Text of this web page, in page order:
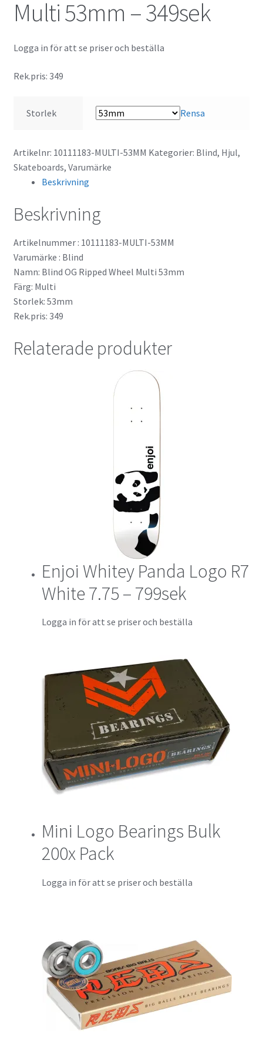
Multi 53mm – 349sek
Logga in för att se priser och beställa
Rek.pris: 349
Storlek Rensa
Artikelnr: 10111183-MULTI-53MM Kategorier: Blind, Hjul,
Skateboards, Varumärke
Beskrivning
Beskrivning
Artikelnummer : 10111183-MULTI-53MM
Varumärke : Blind
Namn: Blind OG Ripped Wheel Multi 53mm
Färg: Multi
Storlek: 53mm
Rek.pris: 349
Relaterade produkter
Enjoi Whitey Panda Logo R7
White 7.75 – 799sek
Logga in för att se priser och beställa
Mini Logo Bearings Bulk
200x Pack
Logga in för att se priser och beställa